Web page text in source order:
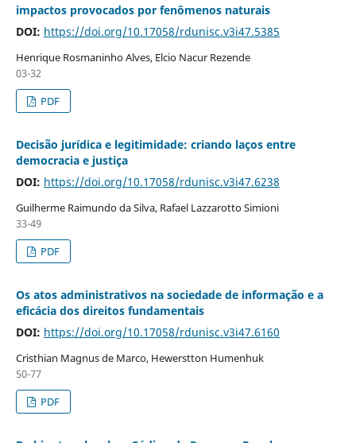
impactos provocados por fenômenos naturais
DOI: https://doi.org/10.17058/rdunisc.v3i47.5385
Henrique Rosmaninho Alves, Elcio Nacur Rezende
03-32
PDF
Decisão jurídica e legitimidade: criando laços entre
democracia e justiça
DOI: https://doi.org/10.17058/rdunisc.v3i47.6238
Guilherme Raimundo da Silva, Rafael Lazzarotto Simioni
33-49
PDF
Os atos administrativos na sociedade de informação e a
eficácia dos direitos fundamentais
DOI: https://doi.org/10.17058/rdunisc.v3i47.6160
Cristhian Magnus de Marco, Hewerstton Humenhuk
50-77
PDF